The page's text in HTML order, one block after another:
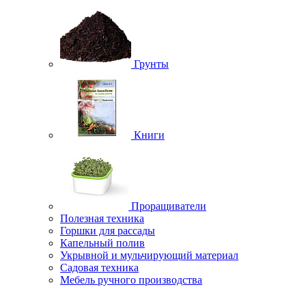
Грунты
Книги
Проращиватели
Полезная техника
Горшки для рассады
Капельный полив
Укрывной и мульчирующий материал
Садовая техника
Мебель ручного производства